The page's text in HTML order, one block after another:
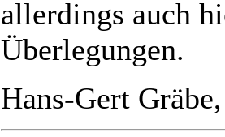
allerdings auch
Überlegungen.
Hans-Gert